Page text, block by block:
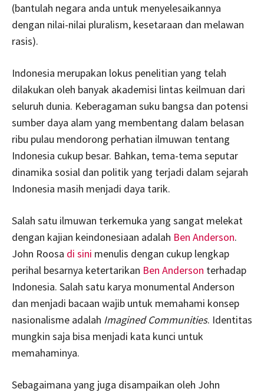
(bantulah negara anda untuk menyelesaikannya
dengan nilai-nilai pluralism, kesetaraan dan melawan
rasis).
Indonesia merupakan lokus penelitian yang telah
dilakukan oleh banyak akademisi lintas keilmuan dari
seluruh dunia. Keberagaman suku bangsa dan potensi
sumber daya alam yang membentang dalam belasan
ribu pulau mendorong perhatian ilmuwan tentang
Indonesia cukup besar. Bahkan, tema-tema seputar
dinamika sosial dan politik yang terjadi dalam sejarah
Indonesia masih menjadi daya tarik.
Salah satu ilmuwan terkemuka yang sangat melekat
dengan kajian keindonesiaan adalah Ben Anderson.
John Roosa di sini menulis dengan cukup lengkap
perihal besarnya ketertarikan Ben Anderson terhadap
Indonesia. Salah satu karya monumental Anderson
dan menjadi bacaan wajib untuk memahami konsep
nasionalisme adalah Imagined Communities. Identitas
mungkin saja bisa menjadi kata kunci untuk
memahaminya.
Sebagaimana yang juga disampaikan oleh John